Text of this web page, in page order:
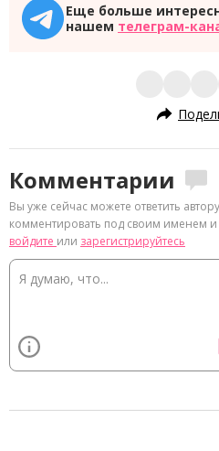
Еще больше
нашем телеграм-
Комментарии
Вы уже сейчас можете ответить
комментировать под своим именем и
войдите или зарегистрируйтесь